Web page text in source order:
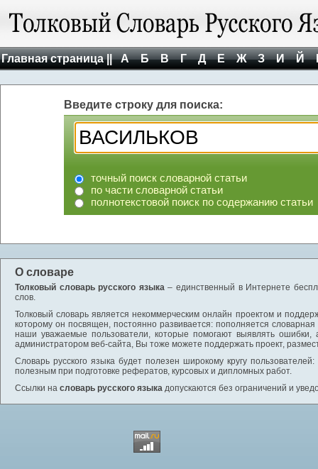
Главная страница || А Б В Г Д Е Ж З И Й
Введите строку для поиска:
точный поиск словарной статьи
по части словарной статьи
полнотекстовой поиск по содержанию статьи
О словаре
Толковый словарь русского языка– единственный в Интернете
слов.
Толковый словарь является некоммерческим онлайн проектом и
которому он посвящен, постоянно развивается: пополняется
наши уважаемые пользователи, которые помогают выявлять
администратором веб-сайта, Вы тоже можете поддержать проект,
Словарь русского языка будет полезен широкому кругу
полезным при подготовке рефератов, курсовых и дипломных работ.
Ссылки на словарь русского языка допускаются без ограничений и